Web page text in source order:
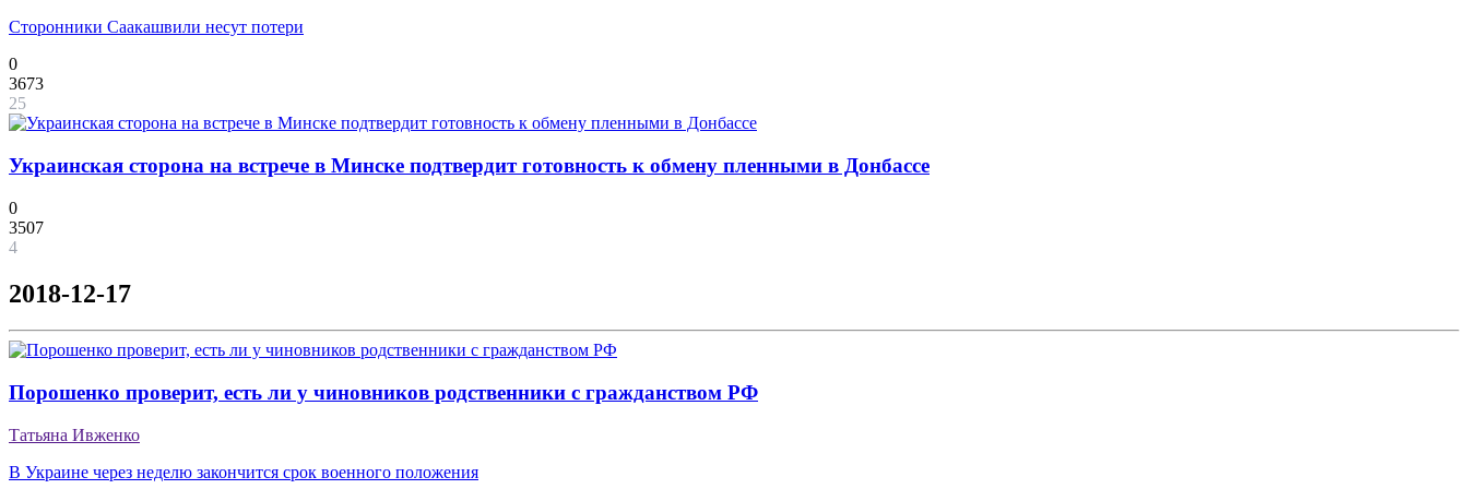
Сторонники Саакашвили несут потери
0
3673
25
Украинская сторона на встрече в Минске подтвердит готовность к обмену пленными в Донбассе
0
3507
4
2018-12-17
Порошенко проверит, есть ли у чиновников родственники с гражданством РФ
Татьяна Ивженко
В Украине через неделю закончится срок военного положения